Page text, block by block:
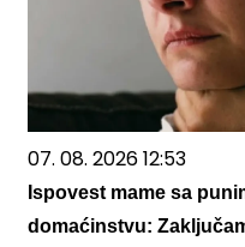
07. 08. 2026 12:53
Ispovest mame sa
domaćinstvu: